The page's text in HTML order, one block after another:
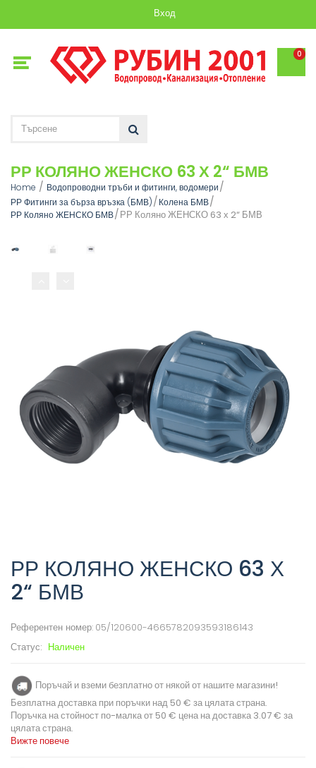
Вход
0
РР КОЛЯНО ЖЕНСКО 63 Х 2“ БМВ
Home
Водопроводни тръби и фитинги, водомери
РР Фитинги за бърза връзка (БМВ)
Колена БМВ
РР Коляно ЖЕНСКО БМВ РР Коляно ЖЕНСКО 63 х 2“ БМВ
РР КОЛЯНО ЖЕНСКО 63 Х
2“ БМВ
Референтен номер: 05/120600-4665782093593186143
Статус: Наличен
Поръчай и вземи безплатно от някой от нашите магазини!
Безплатна доставка при поръчки над 50 € за цялата страна.
Поръчка на стойност по-малка от 50 € цена на доставка 3.07 € за
цялата страна.
Вижте повече